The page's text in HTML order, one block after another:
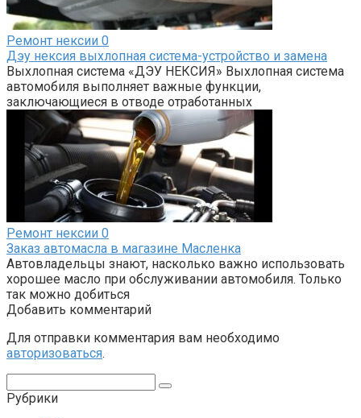
Ремонт нексии 0
Дэу нексия выхлопная система-устройство и замена
Выхлопная система «ДЭУ НЕКСИЯ» Выхлопная система
автомобиля выполняет важные функции,
заключающиеся в отводе отработанных
Ремонт нексии 0
Заказ автомасла в магазине Масленка
Автовладельцы знают, насколько важно использовать
хорошее масло при обслуживании автомобиля. Только
так можно добиться
Добавить комментарий
Для отправки комментария вам необходимо
авторизоваться.
Рубрики